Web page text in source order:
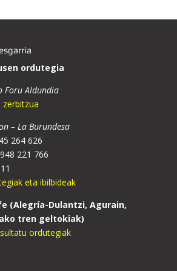
ordutegia
Foru Aldundia
zerbitzua
– La Burundesa
264 626
221 766
eta ibilbideak
(Alegría-Dulantzi, Agurain,
tren geltokiak)
ordutegiak